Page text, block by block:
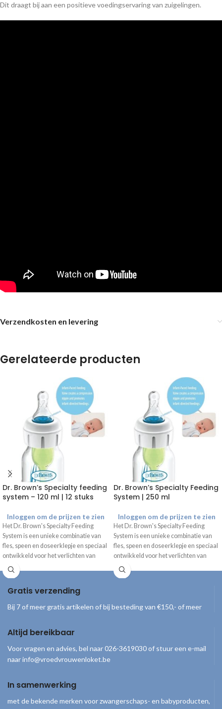
Dit draagt bij aan een positieve voedingservaring van zuigelingen.
Verzendkosten en levering
Gerelateerde producten
Dr. Brown’s Specialty feeding
system – 120 ml | 12 stuks
Inloggen om de prijzen te zien
Het Dr. Brown's Specialty Feeding
System is een unieke combinatie van
fles, speen en doseerklepje en speciaal
ontwikkeld voor het verlichten van
gecompliceerde orale
voedingsproblemen.
De Dr. Brown's Specialty
Feeding Systemen
worden als losse
Inhoud
12x fase 1 speen
12x extra blauw doseerklepje
Dr. Brown’s Specialty Feeding
System | 250 ml
Inloggen om de prijzen te zien
Het Dr. Brown's Specialty Feeding
System is een unieke combinatie van
fles, speen en doseerklepje en speciaal
ontwikkeld voor het verlichten van
gecompliceerde orale
voedingsproblemen.
1 fase 1 speen
Gratis verzending
Bij 7 of meer gratis artikelen of bij besteding van €150,- of meer
Altijd bereikbaar
Voor vragen en advies, bel naar 026-3619030 of stuur een e-mail
naar info@vroedvrouwenloket.be
In samenwerking
met de bekende merken voor zwangerschaps- en babyproducten,